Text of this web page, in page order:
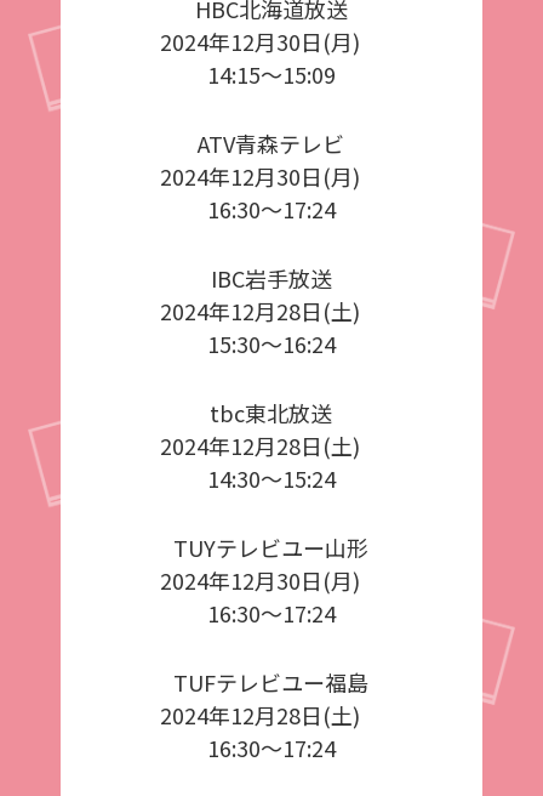
HBC北海道放送
2024年12月30日(月)
14:15～15:09
ATV青森テレビ
2024年12月30日(月)
16:30～17:24
IBC岩手放送
2024年12月28日(土)
15:30～16:24
tbc東北放送
2024年12月28日(土)
14:30～15:24
TUYテレビユー山形
2024年12月30日(月)
16:30～17:24
TUFテレビユー福島
2024年12月28日(土)
16:30～17:24